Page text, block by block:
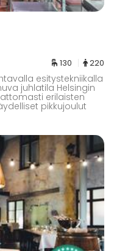
130 220
esitystekniikalla
juhlatila Helsingin
erilaisten
pikkujoulut